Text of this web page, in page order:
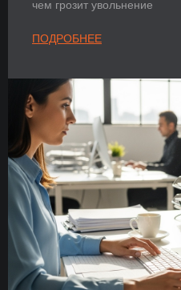
чем грозит увольнение
ПОДРОБНЕЕ